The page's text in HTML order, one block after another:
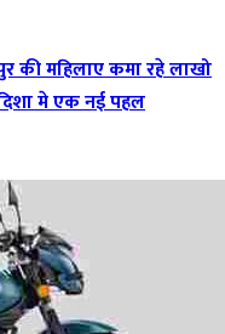
की महिलाए कमा रहे लाखो
मे एक नई पहल